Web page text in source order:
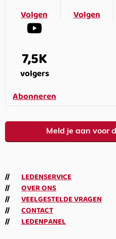
Volgen
Volgen
7,5K
volgers
Abonneren
Meld je aan voor
LEDENSERVICE
OVER ONS
VEELGESTELDE VRAGEN
CONTACT
LEDENPANEL